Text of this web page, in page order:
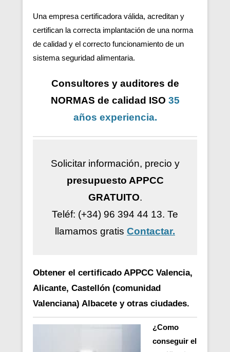
Una empresa certificadora válida, acreditan y
certifican la correcta implantación de una norma
de calidad y el correcto funcionamiento de un
sistema seguridad alimentaria.
Consultores y auditores de
NORMAS de calidad ISO 35
años experiencia.
Solicitar información, precio y
presupuesto APPCC
GRATUITO.
Teléf: (+34) 96 394 44 13. Te
llamamos gratis Contactar.
Obtener el certificado APPCC Valencia,
Alicante, Castellón (comunidad
Valenciana) Albacete y otras ciudades.
¿Como
conseguir el